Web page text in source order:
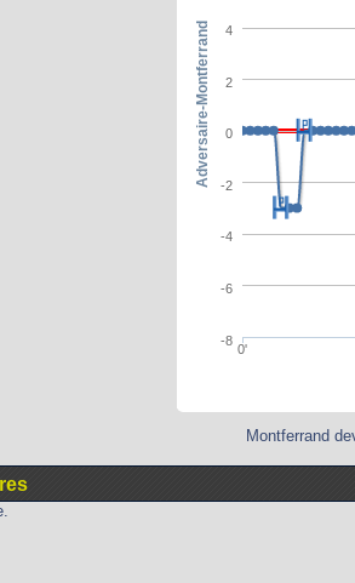
0'
-8
-6
-4
-2
0
2
4
Adversaire-Montferrand
Montferrand